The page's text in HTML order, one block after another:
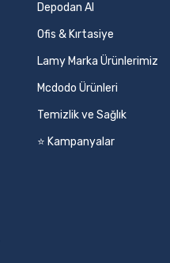
Depodan Al
Ofis & Kırtasiye
Lamy Marka Ürünlerimiz
Mcdodo Ürünleri
Temizlik ve Sağlık
⭐ Kampanyalar